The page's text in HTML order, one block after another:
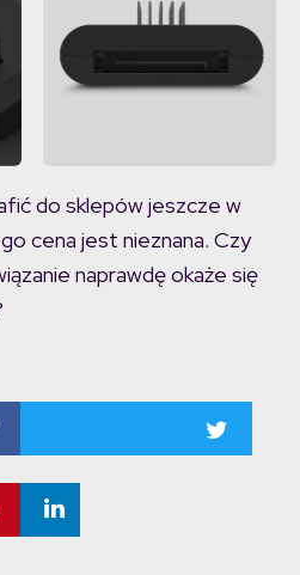
do sklepów jeszcze w
cena jest nieznana. Czy
naprawdę okaże się